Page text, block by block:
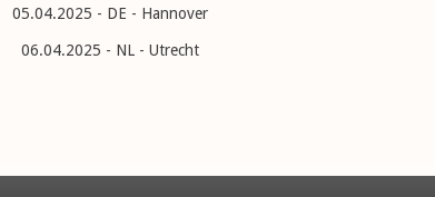
05.04.2025 - DE - Hannover
06.04.2025 - NL - Utrecht